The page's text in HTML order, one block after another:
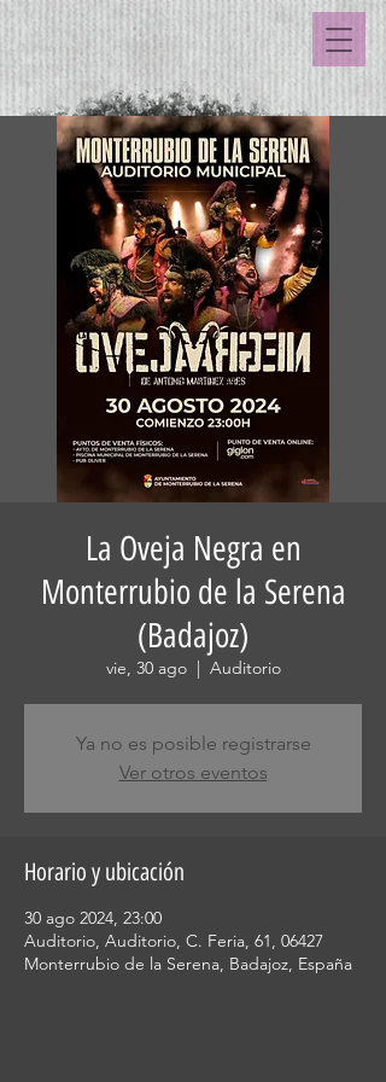
La Oveja Negra en
Monterrubio de la Serena
(Badajoz)
vie, 30 ago
  |
Auditorio
Ya no es posible registrarse
Ver otros eventos
Horario y ubicación
30 ago 2024, 23:00
Auditorio, Auditorio, C. Feria, 61, 06427
Monterrubio de la Serena, Badajoz, España